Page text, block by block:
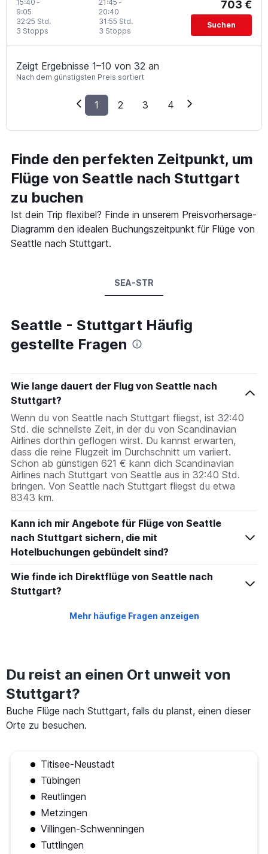
15:40 -
9:05
3 Stopps
32:25 Std.
21:45 -
20:40
3 Stopps
31:55 Std.
703 €
Suchen
Zeigt Ergebnisse 1–10 von 32 an
Nach dem günstigsten Preis sortiert
1 2 3 4
Finde den perfekten Zeitpunkt, um
Flüge von Seattle nach Stuttgart
zu buchen
Ist dein Trip flexibel? Finde in unserem Preisvorhersage-
Diagramm den idealen Buchungszeitpunkt für Flüge von
Seattle nach Stuttgart.
SEA-STR
Seattle - Stuttgart Häufig
gestellte Fragen
Wie lange dauert der Flug von Seattle nach
Stuttgart?
Wenn du von Seattle nach Stuttgart fliegst, ist 32:40
Std. die schnellste Zeit, in der du von Scandinavian
Airlines dorthin geflogen wirst. Du kannst erwarten,
dass die reine Flugzeit im Durchschnitt um variiert.
Schon ab günstigen 621 € kann dich Scandinavian
Airlines nach Stuttgart von Seattle aus in 32:40 Std.
bringen. Von Seattle nach Stuttgart fliegst du etwa
8343 km.
Kann ich mir Angebote für Flüge von Seattle
nach Stuttgart sichern, die mit
Hotelbuchungen gebündelt sind?
Wie finde ich Direktflüge von Seattle nach
Stuttgart?
Mehr häufige Fragen anzeigen
Du reist an einen Ort unweit von
Stuttgart?
Buche Flüge nach Stuttgart, falls du planst, einen dieser
Orte zu besuchen.
Titisee-Neustadt
Tübingen
Reutlingen
Metzingen
Villingen-Schwenningen
Tuttlingen